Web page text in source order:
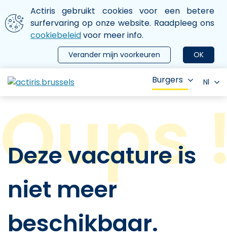
Aller au contenu principal
We gebruiken cookies
Actiris gebruikt cookies voor een betere
surfervaring op onze website. Raadpleeg ons
cookiebeleidvoor meer info.
OK
Verander mijn voorkeuren
le menu
Burgers Nl
Deze vacature is
niet meer
beschikbaar.